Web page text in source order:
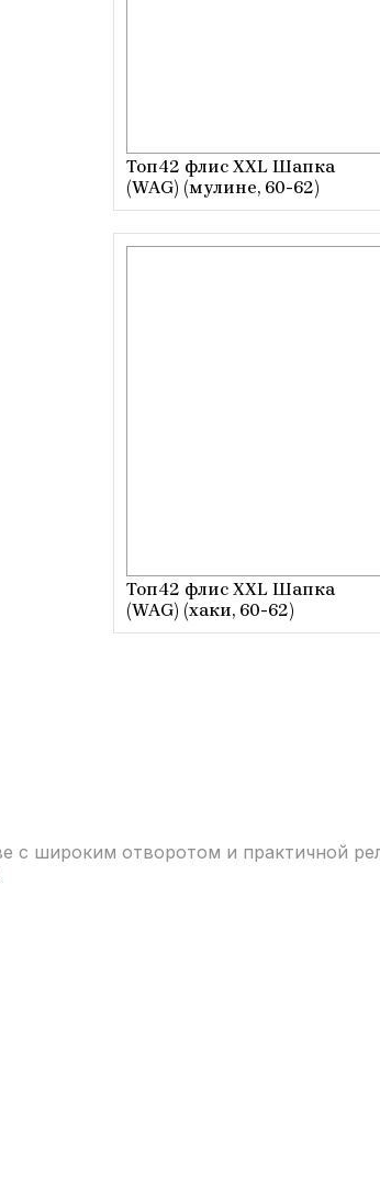
Топ42 флис XXL Шапка
(WAG) (мулине, 60-62)
Топ42 флис XXL Шапка
(WAG) (хаки, 60-62)
с широким отворотом и практичной